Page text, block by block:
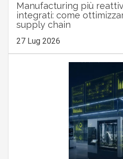
Manufacturing più
integrati: come
supply chain
27 Lug 2026